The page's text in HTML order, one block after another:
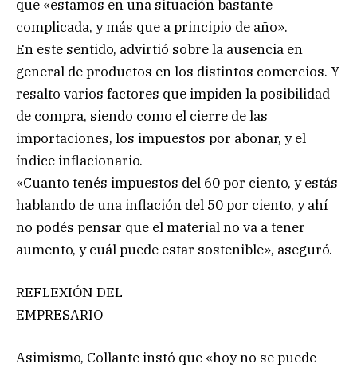
que «estamos en una situación bastante
complicada, y más que a principio de año».
En este sentido, advirtió sobre la ausencia en
general de productos en los distintos comercios. Y
resalto varios factores que impiden la posibilidad
de compra, siendo como el cierre de las
importaciones, los impuestos por abonar, y el
índice inflacionario.
«Cuanto tenés impuestos del 60 por ciento, y estás
hablando de una inflación del 50 por ciento, y ahí
no podés pensar que el material no va a tener
aumento, y cuál puede estar sostenible», aseguró.
REFLEXIÓN DEL
EMPRESARIO
Asimismo, Collante instó que «hoy no se puede